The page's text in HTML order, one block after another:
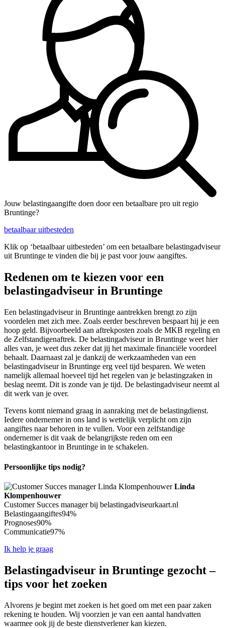
Jouw belastingaangifte doen door een betaalbare pro uit regio
Bruntinge?
betaalbaar uitbesteden
Klik op ‘betaalbaar uitbesteden’ om een betaalbare belastingadviseur
uit Bruntinge te vinden die bij je past voor jouw aangiftes.
Redenen om te kiezen voor een
belastingadviseur in Bruntinge
Een belastingadviseur in Bruntinge aantrekken brengt zo zijn
voordelen met zich mee. Zoals eerder beschreven bespaart hij je een
hoop geld. Bijvoorbeeld aan aftrekposten zoals de MKB regeling en
de Zelfstandigenaftrek. De belastingadviseur in Bruntinge weet hier
alles van, je weet dus zeker dat jij het maximale financiële voordeel
behaalt. Daarnaast zal je dankzij de werkzaamheden van een
belastingadviseur in Bruntinge erg veel tijd besparen. We weten
namelijk allemaal hoeveel tijd het regelen van je belastingzaken in
beslag neemt. Dit is zonde van je tijd. De belastingadviseur neemt al
dit werk van je over.
Tevens komt niemand graag in aanraking met de belastingdienst.
Iedere ondernemer in ons land is wettelijk verplicht om zijn
aangiftes naar behoren in te vullen. Voor een zelfstandige
ondernemer is dit vaak de belangrijkste reden om een
belastingkantoor in Bruntinge in te schakelen.
Persoonlijke tips nodig?
Linda
Klompenhouwer
Customer Succes manager bij belastingadviseurkaart.nl
Belastingaangiftes94%
Prognoses90%
Communicatie97%
Ik help je graag
Belastingadviseur in Bruntinge gezocht –
tips voor het zoeken
Alvorens je begint met zoeken is het goed om met een paar zaken
rekening te houden. Wij voorzien je van een aantal handvatten
waarmee ook jij de beste dienstverlener kan kiezen.